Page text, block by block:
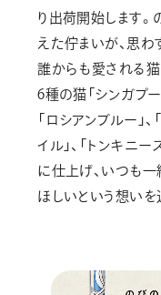
り出荷開始します
えた佇まいが、思わ
誰からも愛される猫
6種の猫「シンガプー
「ロシアンブルー」
イル」、「トンキニ
に仕上げ、いつも
ほしいという想いを